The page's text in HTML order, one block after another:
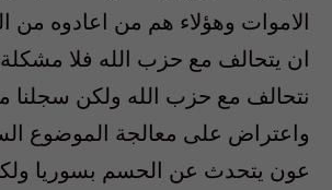
الاموات وهؤلاء هم من اعادوه من
ان يتحالف مع حزب الله فلا مشكلة
نتحالف مع حزب الله ولكن سجلنا
واعتراض على معالجة الموضوع
عون يتحدث عن الحسم بسوريا ولكن